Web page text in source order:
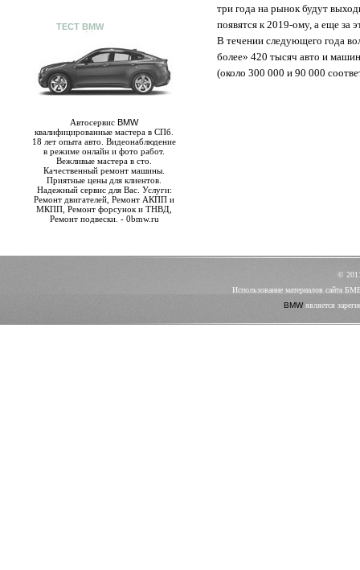
ТЕСТ BMW
АвтосервисBMW
квалифицированные мастера в СПб.
18 лет опыта авто. Видеонаблюдение
в режиме онлайн и фото работ.
Вежливые мастера в сто.
Качественный ремонт машины.
Приятные цены для клиентов.
Надежный сервис для Вас. Услуги:
Ремонт двигателей, Ремонт АКПП и
МКПП, Ремонт форсунок и ТНВД,
Ремонт подвески. - 0bmw.ru
три года на рынок будут
появятся к 2019-ому, а еще за
В течении следующего года
более» 420 тысяч авто и
(около 300 000 и 90 000
©
Использование материалов сайта
BMWявляется